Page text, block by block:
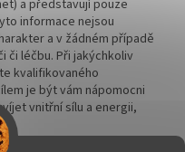
a představují pouze
informace nejsou
a v žádném případě
či léčbu. Při jakýchkoliv
kvalifikovaného
je být vám nápomocni
vnitřní sílu a energii,